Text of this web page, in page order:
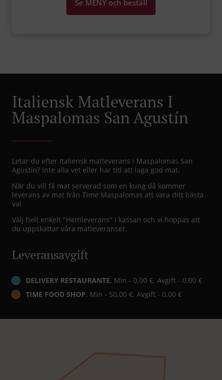
Se MENY och beställ
Italiensk Matleverans I
Maspalomas San Agustín
Letar du efter Italiensk matleverans i Maspalomas San
Agustín? Inte alla vet eller har tid att laga god mat.
När du vill få mat serverad som en kung då kommer
leverans av mat från Time Maspalomas att vara ditt bästa
val.
Välj helt enkelt "Hemleverans" i kassan och vi hoppas att
du uppskattar våra matleveranser.
Leveransavgift
DELIVERY RESTAURANTE, Min - 0,00 €, Avgift - 0,00 €
TIME FOOD SHOP, Min - 50,00 €, Avgift - 0,00 €